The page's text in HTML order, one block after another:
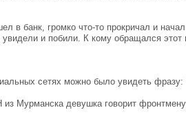
в банк, громко что-то прокричал и
увидели и побили. К кому обращался
сетях можно было увидеть
Мурманска девушка говорит